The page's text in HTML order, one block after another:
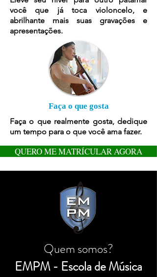
você que já toca violoncelo, e
abrilhante mais suas gravações e
apresentações.
Faça o que gosta
Faça o que realmente gosta, dedique
um tempo para o que você ama fazer.
QUERO ME MATRÍCULAR AGORA
Quem somos?
EMPM - Escola de Música